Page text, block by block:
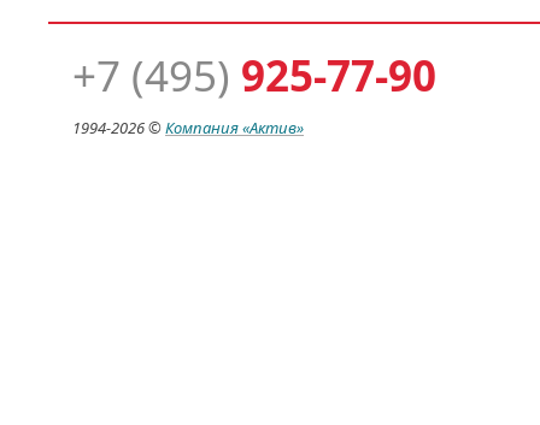
+7 (495) 925-77-90
1994-2026 ©Компания«Актив»